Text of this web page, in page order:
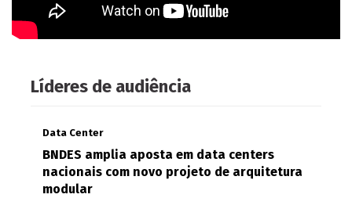
Líderes de audiência
Data Center
BNDES amplia aposta em data centers
nacionais com novo projeto de arquitetura
modular